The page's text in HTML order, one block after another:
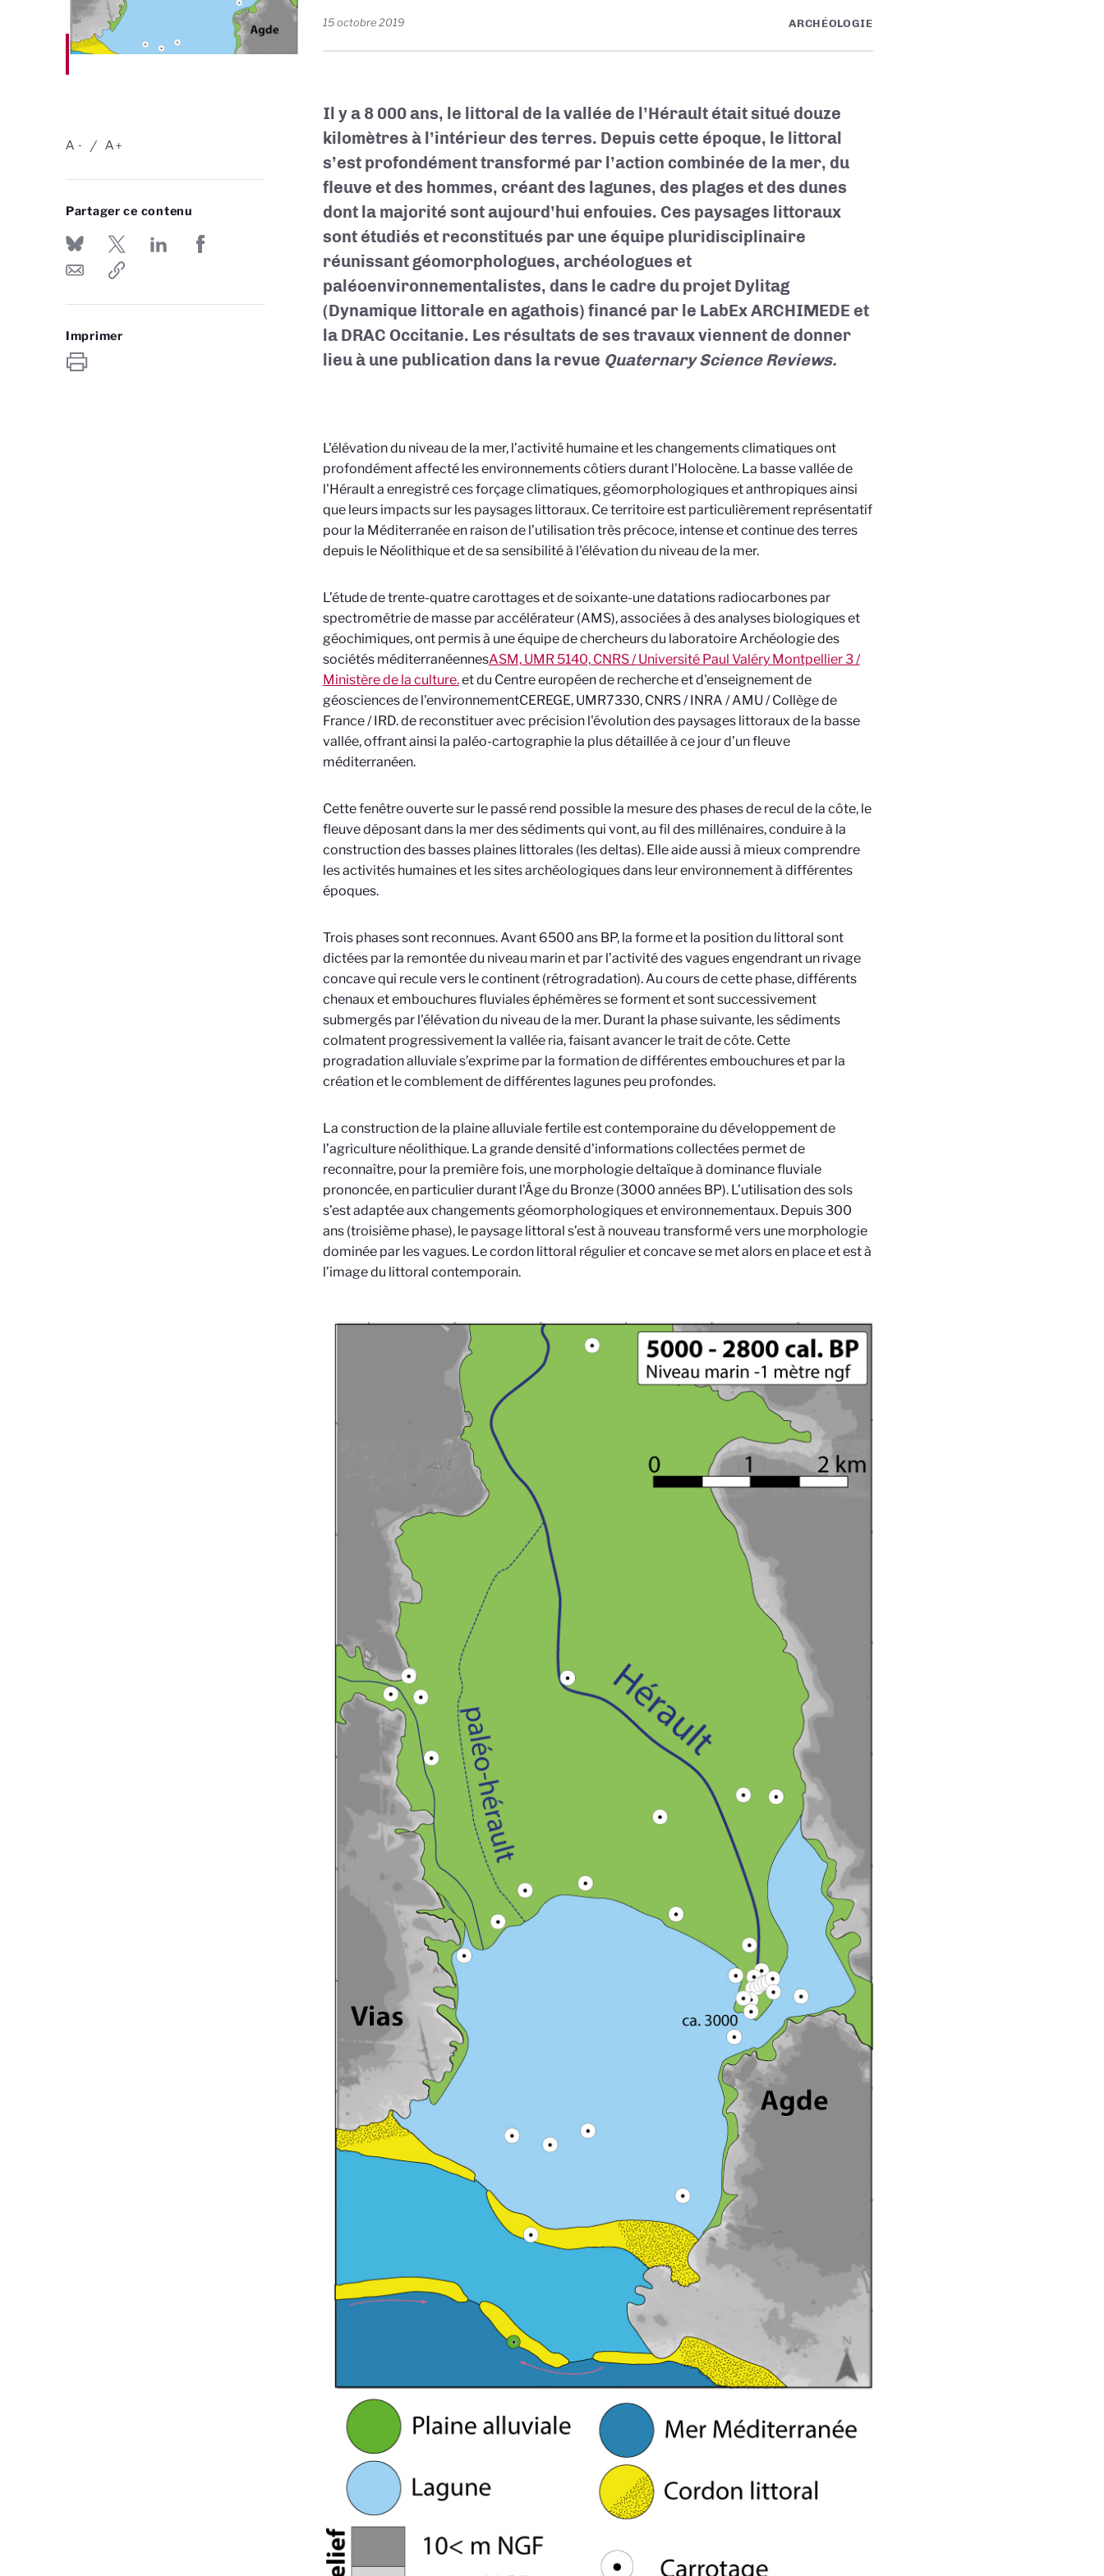
-
A +
A
Partager ce contenu
Imprimer
15 octobre 2019 ARCHÉOLOGIE
Il y a 8 000 ans, le littoral de la vallée de l’Hérault était situé douze
kilomètres à l’intérieur des terres. Depuis cette époque, le littoral
s’est profondément transformé par l’action combinée de la mer, du
fleuve et des hommes, créant des lagunes, des plages et des dunes
dont la majorité sont aujourd’hui enfouies. Ces paysages littoraux
sont étudiés et reconstitués par une équipe pluridisciplinaire
réunissant géomorphologues, archéologues et
paléoenvironnementalistes, dans le cadre du projet Dylitag
(Dynamique littorale en agathois) financé par le LabEx ARCHIMEDE et
la DRAC Occitanie. Les résultats de ses travaux viennent de donner
lieu à une publication dans la revue Quaternary Science Reviews.
L'élévation du niveau de la mer, l’activité humaine et les changements climatiques ont
profondément affecté les environnements côtiers durant l'Holocène. La basse vallée de
l'Hérault a enregistré ces forçage climatiques, géomorphologiques et anthropiques ainsi
que leurs impacts sur les paysages littoraux. Ce territoire est particulièrement représentatif
pour la Méditerranée en raison de l’utilisation très précoce, intense et continue des terres
depuis le Néolithique et de sa sensibilité à l'élévation du niveau de la mer.
L’étude de trente-quatre carottages et de soixante-une datations radiocarbones par
spectrométrie de masse par accélérateur (AMS), associées à des analyses biologiques et
géochimiques, ont permis à une équipe de chercheurs du laboratoireArchéologie des
sociétés méditerranéennesASM, UMR 5140, CNRS / Université Paul Valéry Montpellier 3 /
Ministère de la culture.et du Centre européen de recherche et d'enseignement de
géosciences de l'environnementCEREGE, UMR7330, CNRS / INRA / AMU / Collège de
France / IRD.de reconstituer avec précision l'évolution des paysages littoraux de la basse
vallée, offrant ainsi la paléo-cartographie la plus détaillée à ce jour d’un fleuve
méditerranéen.
Cette fenêtre ouverte sur le passé rend possible la mesure des phases de recul de la côte, le
fleuve déposant dans la mer des sédiments qui vont, au fil des millénaires, conduire à la
construction des basses plaines littorales (les deltas). Elle aide aussi à mieux comprendre
les activités humaines et les sites archéologiques dans leur environnement à différentes
époques.
Trois phases sont reconnues. Avant 6500 ans BP, la forme et la position du littoral sont
dictées par la remontée du niveau marin et par l’activité des vagues engendrant un rivage
concave qui recule vers le continent (rétrogradation). Au cours de cette phase, différents
chenaux et embouchures fluviales éphémères se forment et sont successivement
submergés par l'élévation du niveau de la mer. Durant la phase suivante, les sédiments
colmatent progressivement la vallée ria, faisant avancer le trait de côte. Cette
progradation alluviale s’exprime par la formation de différentes embouchures et par la
création et le comblement de différentes lagunes peu profondes.
La construction de la plaine alluviale fertile est contemporaine du développement de
l’agriculture néolithique. La grande densité d'informations collectées permet de
reconnaître, pour la première fois, une morphologie deltaïque à dominance fluviale
prononcée, en particulier durant l'Âge du Bronze (3000 années BP). L’utilisation des sols
s’est adaptée aux changements géomorphologiques et environnementaux. Depuis 300
ans (troisième phase), le paysage littoral s’est à nouveau transformé vers une morphologie
dominée par les vagues. Le cordon littoral régulier et concave se met alors en place et est à
l’image du littoral contemporain.